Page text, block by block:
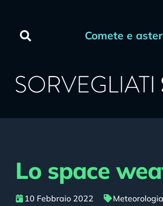
Comete e
Lo space
10 Febbraio 2022